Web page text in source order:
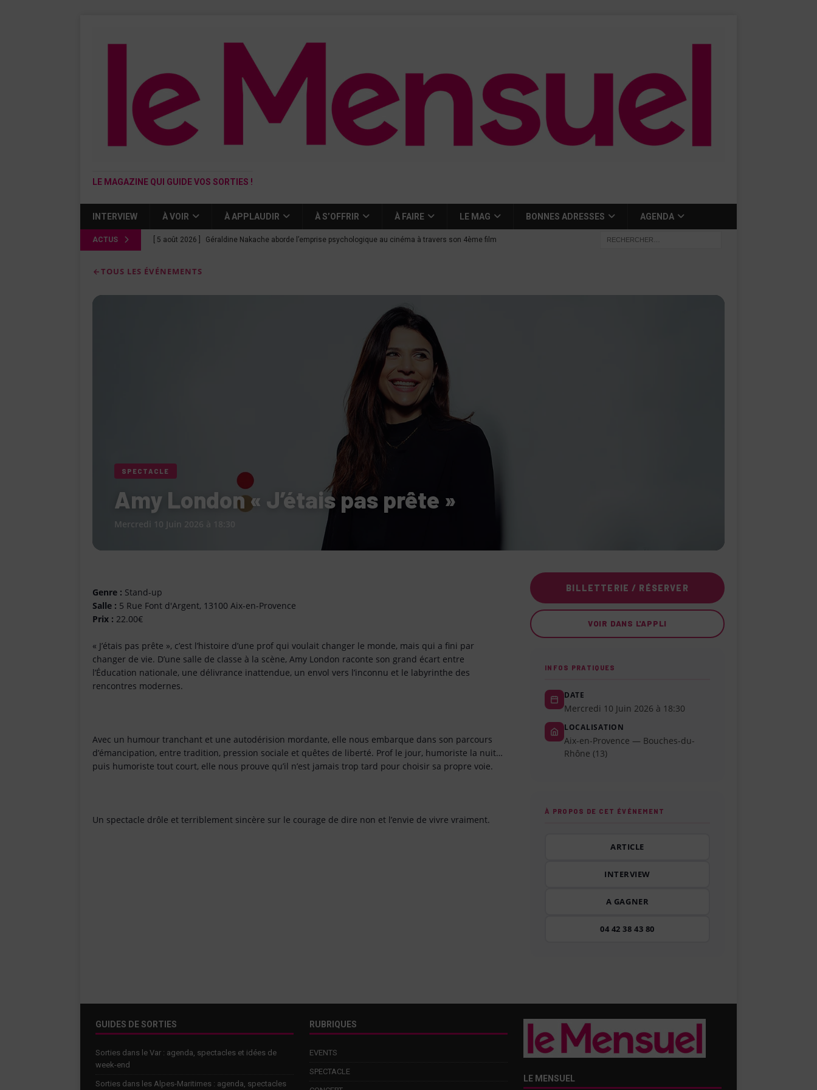
LE MAGAZINE QUI GUIDE VOS SORTIES !
INTERVIEW À VOIR À APPLAUDIR À S’OFFRIR À FAIRE LE MAG BONNES ADRESSES AGENDA
ACTUS [ 5 août 2026 ] Géraldine Nakache aborde l’emprise psychologique au cinéma à travers son 4ème film
Le restaurant Miamici de Nice au cœur de l’hôtel Holiday Inn mise sur le charme, la
BONNES TABLES
Le « Défilé Galeries Lafayette » revient sous les arcades de la Place Masséna de Nice
EVENTS
TOUS LES ÉVÉNEMENTS
SPECTACLE
Amy London « J’étais pas prête »
Mercredi 10 Juin 2026 à 18:30
Genre : Stand-up
Salle : 5 Rue Font d'Argent, 13100 Aix-en-Provence
Prix : 22.00€
« J’étais pas prête », c’est l’histoire d’une prof qui voulait changer le monde, mais qui a fini par
changer de vie. D’une salle de classe à la scène, Amy London raconte son grand écart entre
l’Éducation nationale, une délivrance inattendue, un envol vers l’inconnu et le labyrinthe des
rencontres modernes.
Avec un humour tranchant et une autodérision mordante, elle nous embarque dans son parcours
d’émancipation, entre tradition, pression sociale et quêtes de liberté. Prof le jour, humoriste la nuit…
puis humoriste tout court, elle nous prouve qu’il n’est jamais trop tard pour choisir sa propre voie.
Un spectacle drôle et terriblement sincère sur le courage de dire non et l’envie de vivre vraiment.
BILLETTERIE / RÉSERVER
VOIR DANS L'APPLI
INFOS PRATIQUES
DATE
Mercredi 10 Juin 2026 à 18:30
LOCALISATION
Aix-en-Provence — Bouches-du-
Rhône (13)
À PROPOS DE CET ÉVÉNEMENT
ARTICLE
INTERVIEW
A GAGNER
04 42 38 43 80
GUIDES DE SORTIES
Sorties dans le Var : agenda, spectacles et idées de
week-end
Sorties dans les Alpes-Maritimes : agenda, spectacles
RUBRIQUES
EVENTS
SPECTACLE
LE MENSUEL